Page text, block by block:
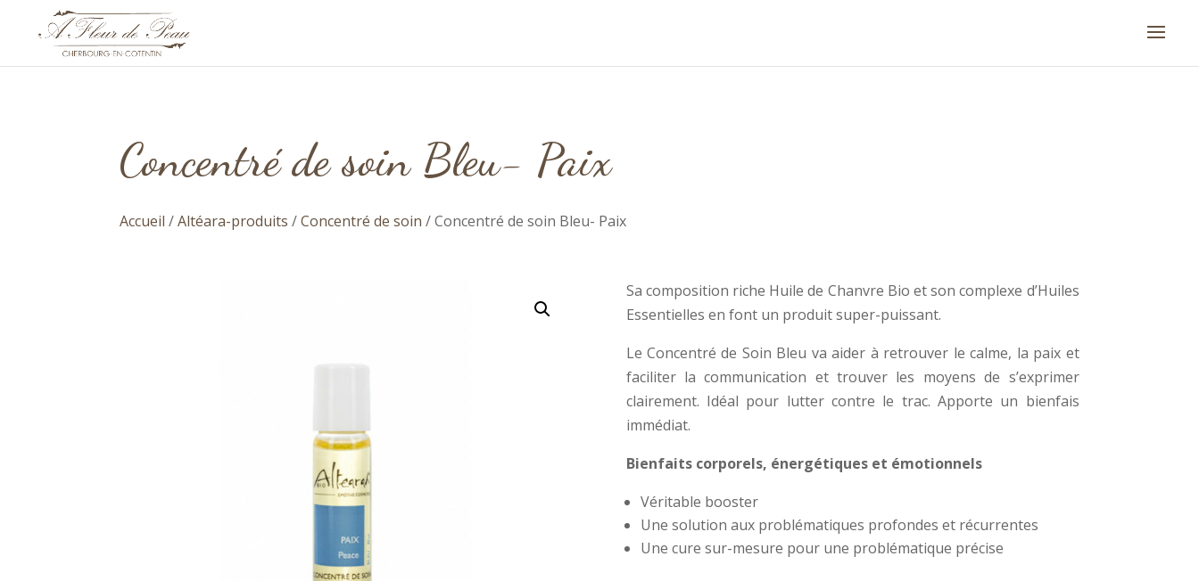
Concentré de soin Bleu- Paix
Accueil /Altéara-produits /Concentré de soin / Concentré de soin Bleu- Paix
Sa composition riche Huile de Chanvre Bio et son complexe d’Huiles
Essentielles en font un produit super-puissant.
Le Concentré de Soin Bleu va aider à retrouver le calme, la paix et
faciliter la communication et trouver les moyens de s’exprimer
clairement. Idéal pour lutter contre le trac. Apporte un bienfais
immédiat.
Bienfaits corporels, énergétiques et émotionnels
Véritable booster
Une solution aux problématiques profondes et récurrentes
Une cure sur-mesure pour une problématique précise